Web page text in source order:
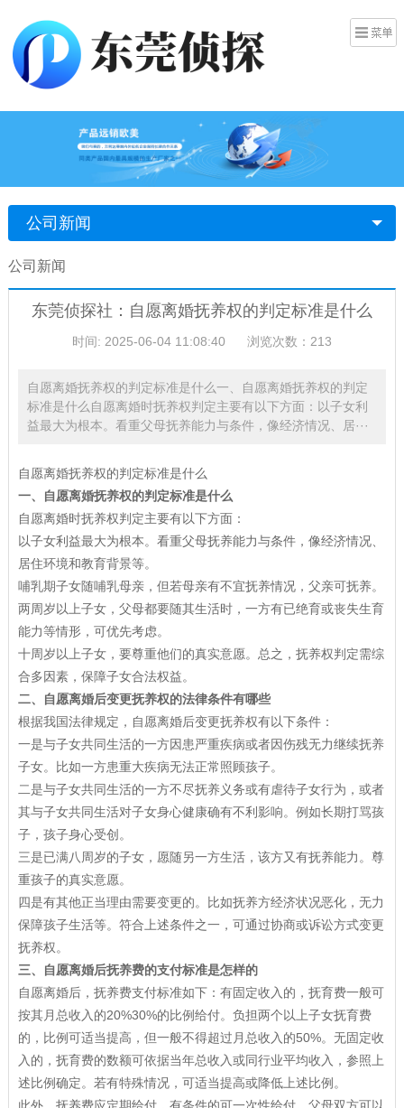
公司新闻
公司新闻
东莞侦探社：自愿离婚抚养权的判定标准是什么
时间: 2025-06-04 11:08:40 浏览次数：213
自愿离婚抚养权的判定标准是什么一、自愿离婚抚养权的判定
标准是什么自愿离婚时抚养权判定主要有以下方面：以子女利
益最大为根本。看重父母抚养能力与条件，像经济情况、居···
自愿离婚抚养权的判定标准是什么
一、自愿离婚抚养权的判定标准是什么
自愿离婚时抚养权判定主要有以下方面：
以子女利益最大为根本。看重父母抚养能力与条件，像经济情况、
居住环境和教育背景等。
哺乳期子女随哺乳母亲，但若母亲有不宜抚养情况，父亲可抚养。
两周岁以上子女，父母都要随其生活时，一方有已绝育或丧失生育
能力等情形，可优先考虑。
十周岁以上子女，要尊重他们的真实意愿。总之，抚养权判定需综
合多因素，保障子女合法权益。
二、自愿离婚后变更抚养权的法律条件有哪些
根据我国法律规定，自愿离婚后变更抚养权有以下条件：
一是与子女共同生活的一方因患严重疾病或者因伤残无力继续抚养
子女。比如一方患重大疾病无法正常照顾孩子。
二是与子女共同生活的一方不尽抚养义务或有虐待子女行为，或者
其与子女共同生活对子女身心健康确有不利影响。例如长期打骂孩
子，孩子身心受创。
三是已满八周岁的子女，愿随另一方生活，该方又有抚养能力。尊
重孩子的真实意愿。
四是有其他正当理由需要变更的。比如抚养方经济状况恶化，无力
保障孩子生活等。符合上述条件之一，可通过协商或诉讼方式变更
抚养权。
三、自愿离婚后抚养费的支付标准是怎样的
自愿离婚后，抚养费支付标准如下：有固定收入的，抚育费一般可
按其月总收入的20%30%的比例给付。负担两个以上子女抚育费
的，比例可适当提高，但一般不得超过月总收入的50%。无固定收
入的，抚育费的数额可依据当年总收入或同行业平均收入，参照上
述比例确定。若有特殊情况，可适当提高或降低上述比例。